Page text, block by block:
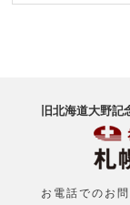
旧北海道大野記
お電話でのお